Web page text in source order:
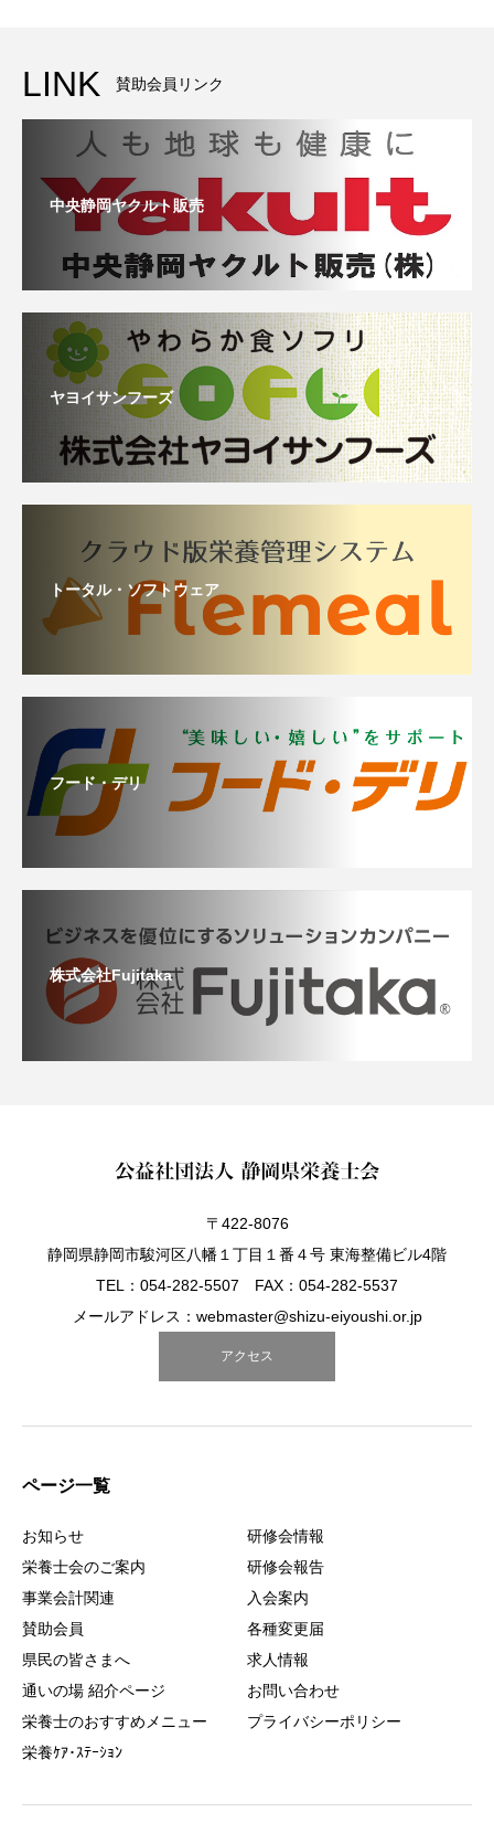
LINK 賛助会員リンク
中央静岡ヤクルト販売
ヤヨイサンフーズ
トータル・ソフトウェア
フード・デリ
株式会社Fujitaka
〒422-8076
静岡県静岡市駿河区八幡１丁目１番４号 東海整備ビル4階
TEL：054-282-5507 FAX：054-282-5537
メールアドレス：webmaster@shizu-eiyoushi.or.jp
アクセス
ページ一覧
お知らせ
栄養士会のご案内
事業会計関連
賛助会員
県民の皆さまへ
通いの場 紹介ページ
栄養士のおすすめメニュー
栄養ｹｱ･ｽﾃｰｼｮﾝ
研修会情報
研修会報告
入会案内
各種変更届
求人情報
お問い合わせ
プライバシーポリシー